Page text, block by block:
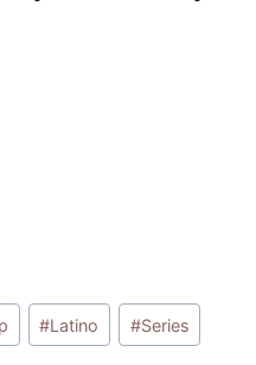
#Latino #Series